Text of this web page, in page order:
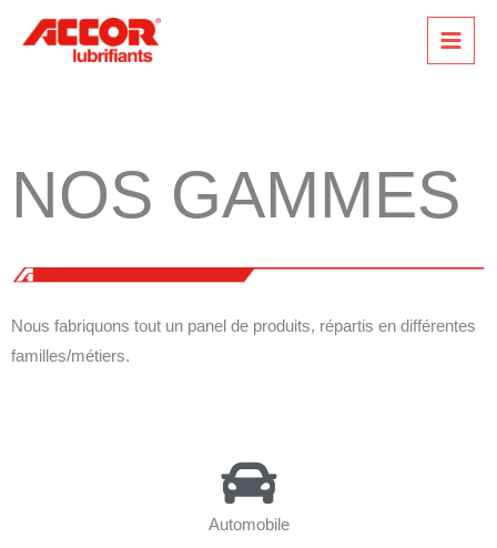
NOS GAMMES
Nous fabriquons tout un panel de produits, répartis en différentes
familles/métiers.
Automobile